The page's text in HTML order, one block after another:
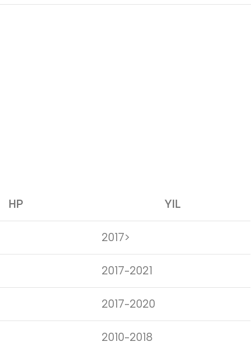
HP YIL
2017>
2017-2021
2017-2020
2010-2018